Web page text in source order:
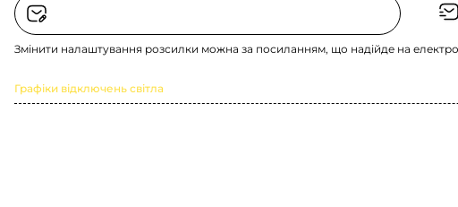
Змінити налаштування розсилки можна за посиланням, що надійде на
Графіки відключень світла